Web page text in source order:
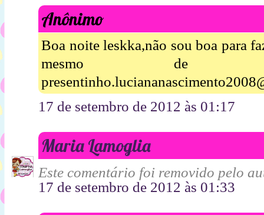
Anônimo
Boa noite leskka,não sou boa para
mesmo de
17 de setembro de 2012 às 01:17
Maria Lamoglia
Este comentário foi removido pelo
17 de setembro de 2012 às 01:33